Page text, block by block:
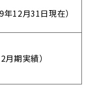
12月31日現在）
期実績）